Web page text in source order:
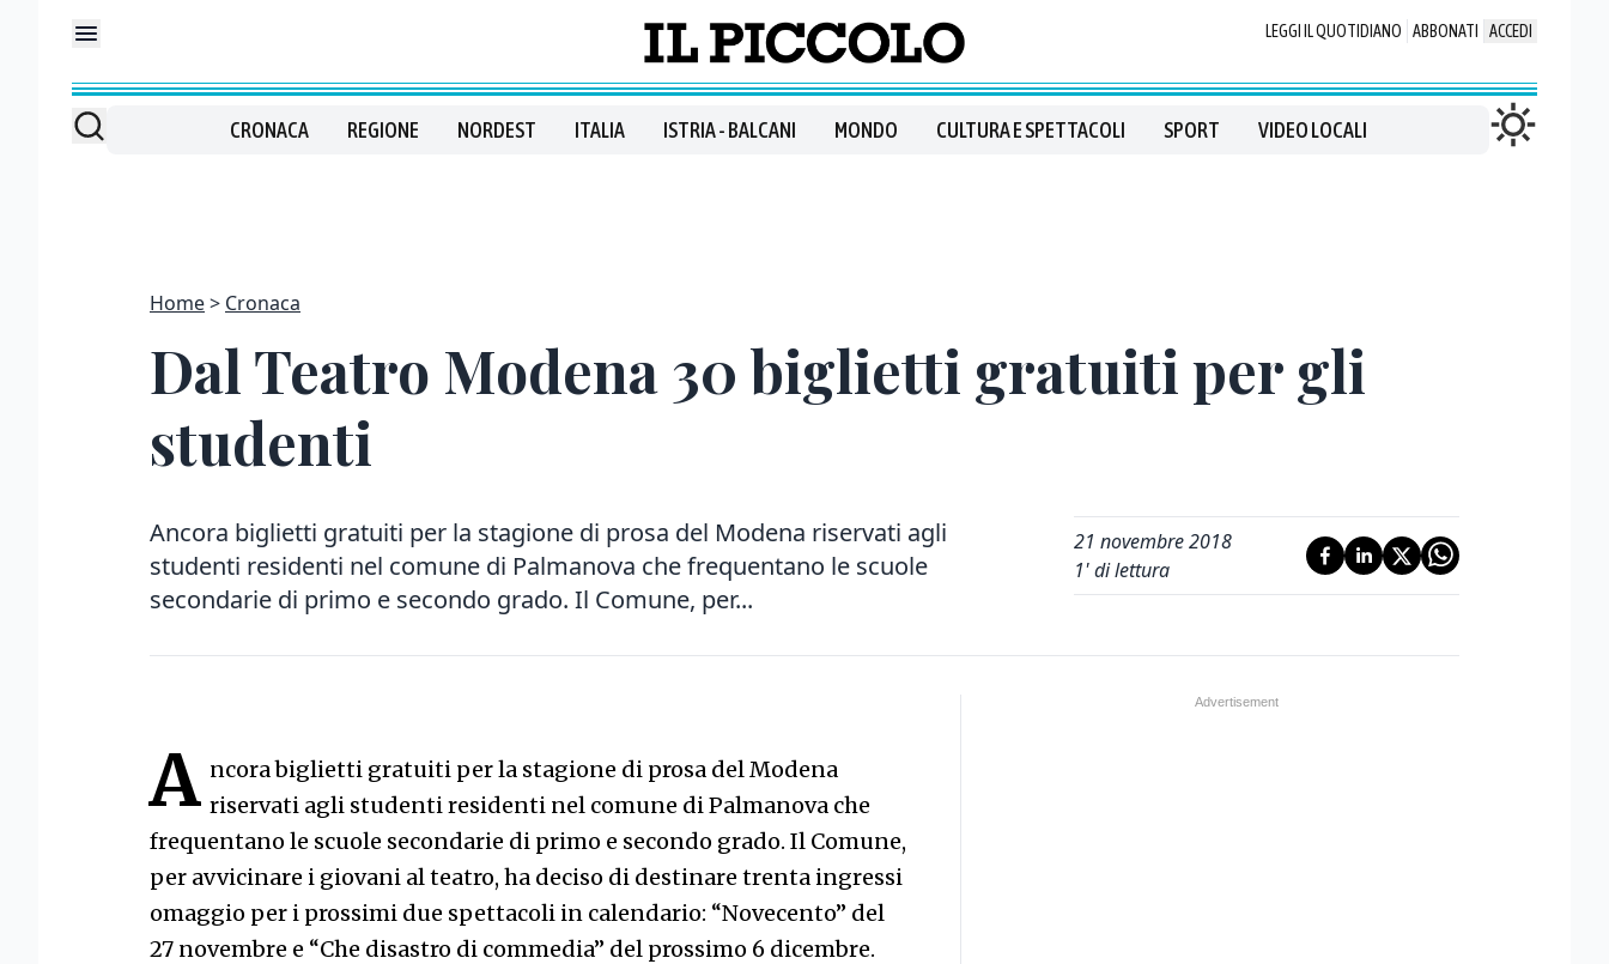
LEGGI IL QUOTIDIANO ABBONATI ACCEDI
CRONACA REGIONE NORDEST ITALIA ISTRIA - BALCANI MONDO CULTURA E SPETTACOLI SPORT VIDEO LOCALI
Home Cronaca
Dal Teatro Modena 30 biglietti gratuiti per gli
studenti
Ancora biglietti gratuiti per la stagione di prosa del Modena riservati agli
studenti residenti nel comune di Palmanova che frequentano le scuole
secondarie di primo e secondo grado. Il Comune, per...
21 novembre 2018
1' di lettura
A ncora biglietti gratuiti per la stagione di prosa del Modena
riservati agli studenti residenti nel comune di Palmanova che
frequentano le scuole secondarie di primo e secondo grado. Il Comune,
per avvicinare i giovani al teatro, ha deciso di destinare trenta ingressi
omaggio per i prossimi due spettacoli in calendario: “Novecento” del
27 novembre e “Che disastro di commedia” del prossimo 6 dicembre.